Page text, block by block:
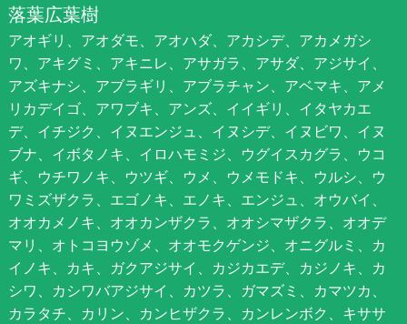
落葉広葉樹
アオギリ、アオダモ、アオハダ、アカシデ、アカメガシ
ワ、アキグミ、アキニレ、アサガラ、アサダ、アジサイ、
アズキナシ、アブラギリ、アブラチャン、アベマキ、アメ
リカデイゴ、アワブキ、アンズ、イイギリ、イタヤカエ
デ、イチジク、イヌエンジュ、イヌシデ、イヌビワ、イヌ
ブナ、イボタノキ、イロハモミジ、ウグイスカグラ、ウコ
ギ、ウチワノキ、ウツギ、ウメ、ウメモドキ、ウルシ、ウ
ワミズザクラ、エゴノキ、エノキ、エンジュ、オウバイ、
オオカメノキ、オオカンザクラ、オオシマザクラ、オオデ
マリ、オトコヨウゾメ、オオモクゲンジ、オニグルミ、カ
イノキ、カキ、ガクアジサイ、カジカエデ、カジノキ、カ
シワ、カシワバアジサイ、カツラ、ガマズミ、カマツカ、
カラタチ、カリン、カンヒザクラ、カンレンボク、キササ